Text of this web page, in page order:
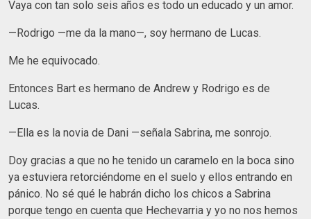
Vaya con tan solo seis años es todo un educado y un amor.
—Rodrigo —me da la mano—, soy hermano de Lucas.
Me he equivocado.
Entonces Bart es hermano de Andrew y Rodrigo es de
Lucas.
—Ella es la novia de Dani —señala Sabrina, me sonrojo.
Doy gracias a que no he tenido un caramelo en la boca sino
ya estuviera retorciéndome en el suelo y ellos entrando en
pánico. No sé qué le habrán dicho los chicos a Sabrina
porque tengo en cuenta que Hechevarria y yo no nos hemos